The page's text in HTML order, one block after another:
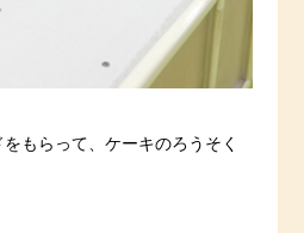
もらって、ケーキのろうそく